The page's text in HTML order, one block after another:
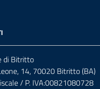
di Bitritto
14, 70020 Bitritto (BA)
/ P. IVA:00821080728